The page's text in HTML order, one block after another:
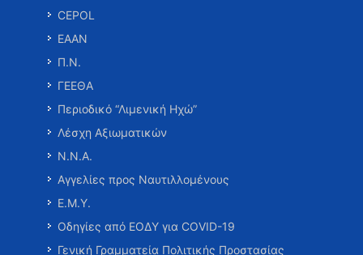
CEPOL
ΕΑΑΝ
Π.Ν.
ΓΕΕΘΑ
Περιοδικό “Λιμενική Ηχώ”
Λέσχη Αξιωματικών
Ν.Ν.Α.
Αγγελίες προς Ναυτιλλομένους
Ε.Μ.Υ.
Οδηγίες από ΕΟΔΥ για COVID-19
Γενική Γραμματεία Πολιτικής Προστασίας